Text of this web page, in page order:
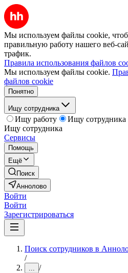
Мы используем файлы cookie,
правильную работу нашего веб-
трафик.
Правила использования файлов
Мы используем файлы cookie.
файлов cookie
Понятно
Ищу сотрудника
Ищу работу
Ищу сотрудника
Ищу сотрудника
Сервисы
Помощь
Ещё
Поиск
Аннолово
Войти
Войти
Зарегистрироваться
Поиск сотрудников в
/
... /